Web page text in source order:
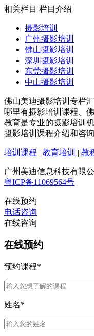
相关栏目 栏目介绍
摄影培训
广州摄影培训
佛山摄影培训
深圳摄影培训
东莞摄影培训
中山摄影培训
佛山美迪摄影培训专栏
哪里有摄影培训课程、
教育是专业的摄影培训
摄影培训课程介绍和咨询
培训课程 | 教育培训 | 教
广州美迪信息科技有限
粤ICP备11069564号
在线预约
电话咨询
在线咨询
在线预约
预约课程*
姓名*